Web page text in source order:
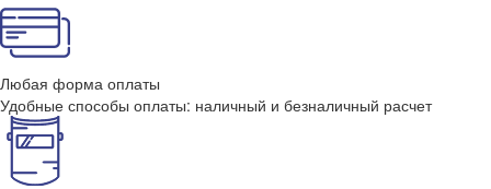
Любая форма оплаты
Удобные способы оплаты: наличный и безналичный расчет